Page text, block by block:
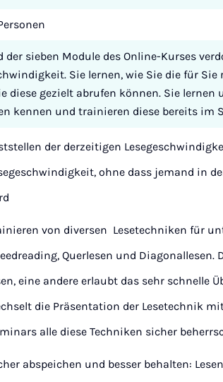
der sieben Module des Online-Kurses
Sie lernen, wie Sie die für
diese gezielt abrufen können. Sie
kennen und trainieren diese bereits im
der derzeitigen
ohne dass jemand in
von diversen Lesetechniken für
Querlesen und
eine andere erlaubt das sehr schnelle
die Präsentation der Lesetechnik
alle diese Techniken sicher
abspeichen und besser behalten: